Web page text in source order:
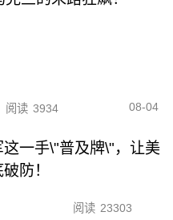
阅读 3934 08-04
这一手\"普及牌\"，让美
防！
阅读 23303